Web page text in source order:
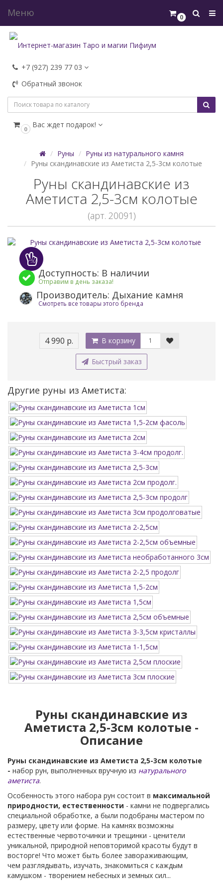
Меню 0
+7 (927) 239 77 03
Обратный звонок
0 Вас ждет подарок!
Руны
Руны из натурального камня
Руны скандинавские из Аметиста 2,5-3см колотые
Руны скандинавские из
Аметиста 2,5-3см колотые
(арт. 20091)
Доступность: В наличии
Отправим в день заказа!
Производитель: Дыхание камня
Смотреть все товары этого бренда
4 990 р. В корзину
Быстрый заказ
Другие руны из Аметиста:
Руны скандинавские из
Аметиста 2,5-3см колотые -
Описание
Руны скандинавские из Аметиста 2,5-3см колотые
- набор рун, выполненных вручную из натурального
аметиста.
Особенность этого набора рун состоит в максимальной
природности, естественности - камни не подвергались
специальной обработке, а были подобраны мастером по
размеру, цвету или форме. На камнях возможны
естественные червоточинки и трещинки - ценители
уникальной, природной неповторимой красоты будут в
восторге! Что может быть более завораживающим,
чем разглядывать, изучать, знакомиться с каждым
камушком - творением небесных и земных сил...